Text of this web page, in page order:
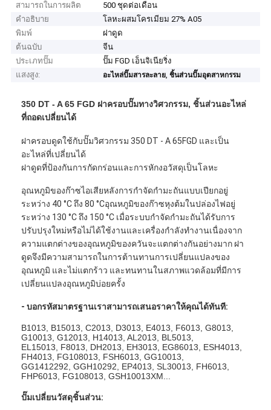
สามารถในการผลิต
500 ชุดต่อเดือน
คำอธิบาย
โลหะผสมโครเมียม 27% A05
พิมพ์
ฝาดูด
ต้นฉบับ
จีน
ประเภทปั๊ม
ปั๊ม FGD เอ็นจิเนียริ่ง
แสงสูง:
อะไหล่ปั๊มสารละลาย,ชิ้นส่วนปั๊มอุตสาหกรรม
350 DT - A 65 FGD ฝาครอบปั๊มทางวิศวกรรม, ชิ้นส่วนอะไหล่
ที่ถอดเปลี่ยนได้
ฝาครอบดูดใช้กับปั๊มวิศวกรรม 350 DT - A 65FGD และเป็น
อะไหล่ที่เปลี่ยนได้
ฝาดูดที่ป้องกันการกัดกร่อนและการหักงอวัสดุเป็นโลหะ
อุณหภูมิของก๊าซไอเสียหลังการกำจัดกำมะถันแบบเปียกอยู่
ระหว่าง 40 °C ถึง 80 °Cอุณหภูมิของก๊าซหุงต้มในปล่องไฟอยู่
ระหว่าง 130 °C ถึง 150 °C เมื่อระบบกำจัดกำมะถันได้รับการ
ปรับปรุงใหม่หรือไม่ได้ใช้งานและเครื่องกำลังทำงานเนื่องจาก
ความแตกต่างของอุณหภูมิของควันจะแตกต่างกันอย่างมาก ฝา
ดูดจึงมีความสามารถในการต้านทานการเปลี่ยนแปลงของ
อุณหภูมิ และไม่แตกร้าว และทนทานในสภาพแวดล้อมที่มีการ
เปลี่ยนแปลงอุณหภูมิบ่อยครั้ง
- บอกรหัสมาตรฐานเราสามารถเสนอราคาให้คุณได้ทันที:
B1013, B15013, C2013, D3013, E4013, F6013, G8013,
G10013, G12013, H14013, AL2013, BL5013,
EL15013, F8013, DH2013, EH3013, EG86013, ESH4013,
FH4013, FG108013, FSH6013, GG10013,
GG1412292, GGH10292, EP4013, SL30013, FH6013,
FHP6013, FG108013, GSH10013XM...
ปั๊มเปลี่ยนวัสดุชิ้นส่วน: